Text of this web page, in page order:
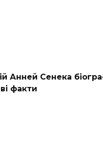
Анней Сенека
факти